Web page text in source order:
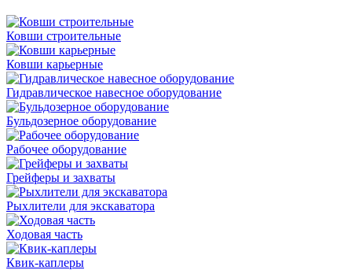
Ковши строительные
Ковши карьерные
Гидравлическое навесное оборудование
Бульдозерное оборудование
Рабочее оборудование
Грейферы и захваты
Рыхлители для экскаватора
Ходовая часть
Квик-каплеры